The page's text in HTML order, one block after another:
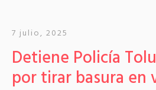
7 julio, 2025
Detiene Policía
por tirar basura en